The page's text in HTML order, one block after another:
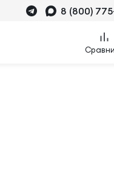
8 (800)